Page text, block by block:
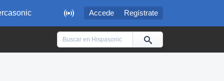
 Accede Regístrate